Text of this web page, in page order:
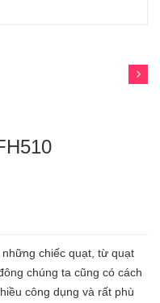
chiếc quạt, từ quạt
chúng ta cũng có cách
công dụng và rất phù